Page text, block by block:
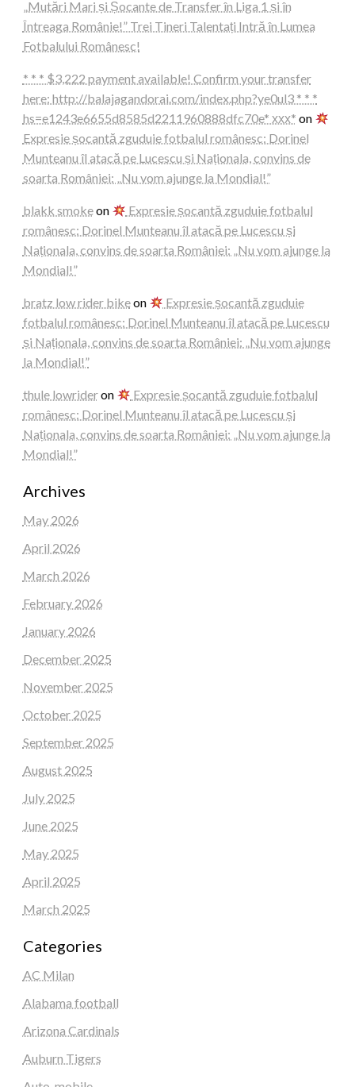
„Mutări Mari și Șocante de Transfer în Liga 1 și în
Întreaga Românie!” Trei Tineri Talentați Intră în Lumea
Fotbalului Românesc!
* * * $3,222 payment available! Confirm your transfer
here: http://balajagandorai.com/index.php?ye0ul3 * * *
hs=e1243e6655d8585d2211960888dfc70e* ххх* on
Expresie șocantă zguduie fotbalul românesc: Dorinel
Munteanu îl atacă pe Lucescu și Naționala, convins de
soarta României: „Nu vom ajunge la Mondial!”
blakk smokeon
Expresie șocantă zguduie fotbalul
românesc: Dorinel Munteanu îl atacă pe Lucescu și
Naționala, convins de soarta României: „Nu vom ajunge la
Mondial!”
bratz low rider bikeon
Expresie șocantă zguduie
fotbalul românesc: Dorinel Munteanu îl atacă pe Lucescu
și Naționala, convins de soarta României: „Nu vom ajunge
la Mondial!”
thule lowrideron
Expresie șocantă zguduie fotbalul
românesc: Dorinel Munteanu îl atacă pe Lucescu și
Naționala, convins de soarta României: „Nu vom ajunge la
Mondial!”
Archives
May 2026
April 2026
March 2026
February 2026
January 2026
December 2025
November 2025
October 2025
September 2025
August 2025
July 2025
June 2025
May 2025
April 2025
March 2025
Categories
AC Milan
Alabama football
Arizona Cardinals
Auburn Tigers